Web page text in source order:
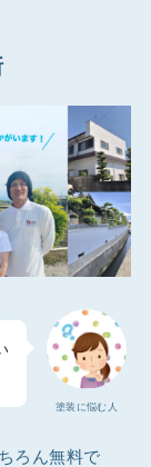
塗装に悩む人
ろん無料で